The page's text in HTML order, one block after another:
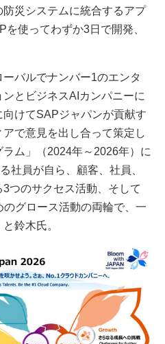
災システムに統合するアプ
使ってわずか3日で開発、
バルでナンバー1のエンタ
とビジネスAIカンパニーに
けてSAPジャパンが貢献す
で意見を出し合って策定し
ム」（2024年～2026年）に
社員が自ら、顧客、社員、
つのサクセス活動、そして
グロース活動の両輪で、一
鈴木氏。